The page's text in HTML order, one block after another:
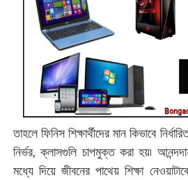
তাহলে ফিনিস শিক্ষার্থীদের মান কিভাবে
নির্ভর, ক্লাসগুলি চাপমুক্ত করা হয়৷
মধ্যে দিয়ে জীবনের পাথেয় শিক্ষা